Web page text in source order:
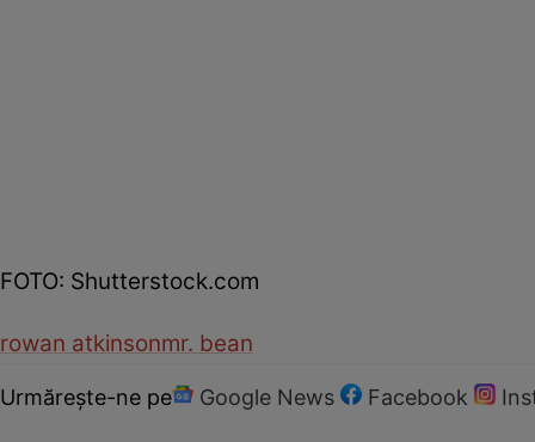
FOTO: Shutterstock.com
rowan atkinsonmr. bean
Urmărește-ne pe Google News Facebook